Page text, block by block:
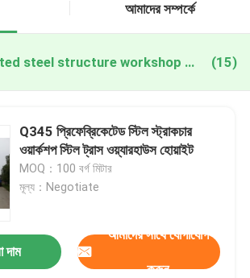
আমাদের সম্পর্কে
prefabricated steel structure workshop অনলাইন উত্পাদন (15)
Q345 প্রিফেব্রিকেটেড স্টিল স্ট্রাকচার
ওয়ার্কশপ স্টিল ট্রাস ওয়্যারহাউস হোয়াইট
MOQ：100 বর্গ মিটার
মূল্য：Negotiate
দাম
আমাদের সাথে যোগাযোগ
করুন